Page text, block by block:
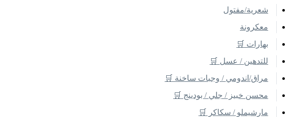
شعرية/مفتول
معكرونة
بهارات 🛒
للتدهين / عسل 🛒
مراق/اندومي / وجبات ساخنة 🛒
محسن خبيز / جلي / بودينج 🛒
مارشيملو / سكاكر 🛒